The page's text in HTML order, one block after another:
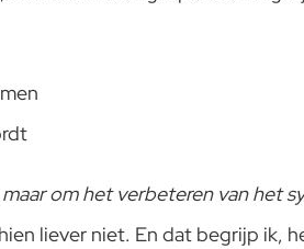
om het verbeteren van het
liever niet. En dat begrijp